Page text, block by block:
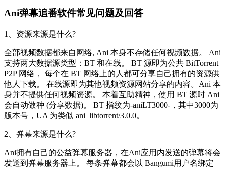
Ani弹幕追番软件常见问题及回答
1、资源来源是什么?
全部视频数据都来自网络, Ani 本身不存储任何视频数据。 Ani
支持两大数据源类型：BT 和在线。 BT 源即为公共 BitTorrent
P2P 网络， 每个在 BT 网络上的人都可分享自己拥有的资源供
他人下载。 在线源即为其他视频资源网站分享的内容。Ani 本
身并不提供任何视频资源。 本着互助精神，使用 BT 源时 Ani
会自动做种 (分享数据)。 BT 指纹为-aniLT3000-，其中3000为
版本号，UA 为类似 ani_libtorrent/3.0.0。
2、弹幕来源是什么?
Ani拥有自己的公益弹幕服务器，在Ani应用内发送的弹幕将会
发送到弹幕服务器上。 每条弹幕都会以 Bangumi用户名绑定